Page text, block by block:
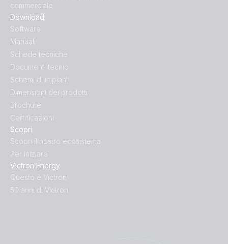
Scopri
Scopri il nostro ecosistema
Per iniziare
Victron Energy
Questo è Victron
50 anni di Victron
Download
Software
Manuali
Schede tecniche
Documenti tecnici
Schemi di impianti
Dimensioni dei prodotti
Brochure
Certificazioni
commerciale